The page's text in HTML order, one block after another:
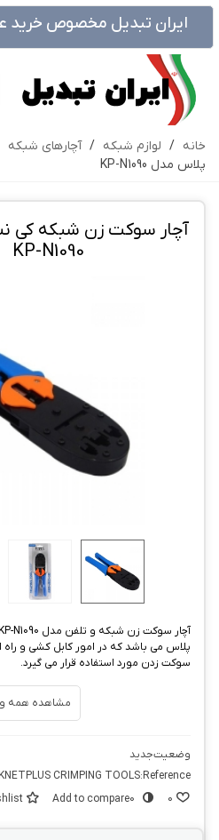
ایران تبدیل مخصوص خرید
خانه / لوازم شبکه / آچارهای شبکه
پلاس مدل KP-N1090
آچار سوکت زن شبکه کی
KP-N1090
پلاس می باشد که در امور کابل کشی و
سوکت زدن مورد استفاده قرار می گیرد.
مشاهده همه
وضعیتجدید
Reference:
CRIMPING TOOLS
0
Add to compare0